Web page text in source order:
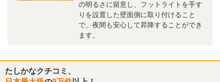
の明るさに留意し、フットライトを手す
りを設置した壁面側に取り付けること
で、夜間も安心して昇降することができ
ます。
たしかなクチコミ、